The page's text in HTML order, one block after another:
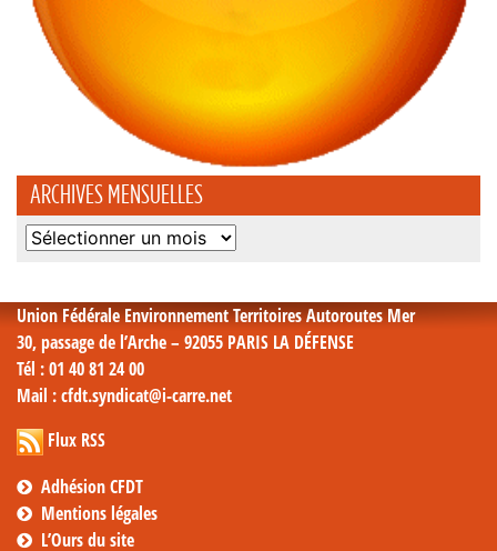
ARCHIVES MENSUELLES
Archives
Union Fédérale Environnement Territoires Autoroutes Mer
30, passage de l’Arche – 92055 PARIS LA DÉFENSE
Tél : 01 40 81 24 00
Mail : cfdt.syndicat@i-carre.net
Flux RSS
Adhésion CFDT
Mentions légales
L’Ours du site